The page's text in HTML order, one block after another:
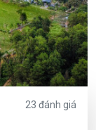
23 đánh giá